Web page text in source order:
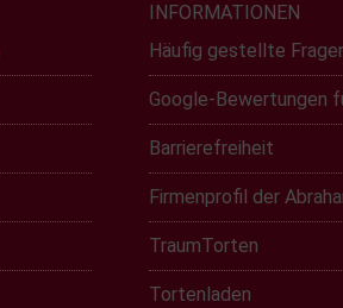
INFORMATIONEN
Häufig gestellte
Google-Bewertungen
Barrierefreiheit
Firmenprofil der
TraumTorten
Tortenladen